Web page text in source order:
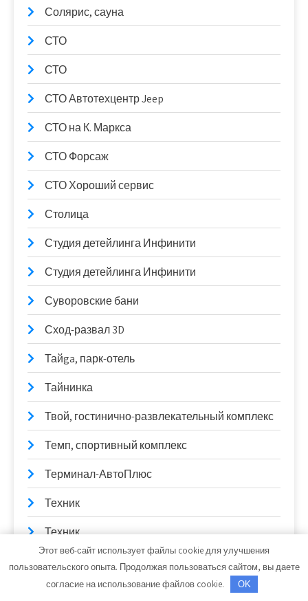
Солярис, сауна
СТО
СТО
СТО Автотехцентр Jeep
СТО на К. Маркса
СТО Форсаж
СТО Хороший сервис
Столица
Студия детейлинга Инфинити
Студия детейлинга Инфинити
Суворовские бани
Сход-развал 3D
Тайga, парк-отель
Тайнинка
Твой, гостинично-развлекательный комплекс
Темп, спортивный комплекс
Терминал-АвтоПлюс
Техник
Техник
Тонус, сауна
Этот веб-сайт использует файлы cookie для улучшения
пользовательского опыта. Продолжая пользоваться сайтом, вы даете
согласие на использование файлов cookie.
OK